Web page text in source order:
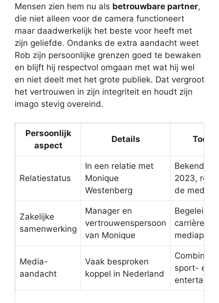
Mensen zien hem nu als betrouwbare partner,
die niet alleen voor de camera functioneert
maar daadwerkelijk het beste voor heeft met
zijn geliefde. Ondanks de extra aandacht weet
Rob zijn persoonlijke grenzen goed te bewaken
en blijft hij respectvol omgaan met wat hij wel
en niet deelt met het grote publiek. Dat vergroot
het vertrouwen in zijn integriteit en houdt zijn
imago stevig overeind.
Persoonlijk
aspect
Details
Relatiestatus
In een relatie met
Monique
Westenberg
2023,
de media
Zakelijke
samenwerking
Manager en
vertrouwenspersoon
van Monique
Begeleidt
carrière en
Media-
aandacht
Vaak besproken
koppel in Nederland
sport- en